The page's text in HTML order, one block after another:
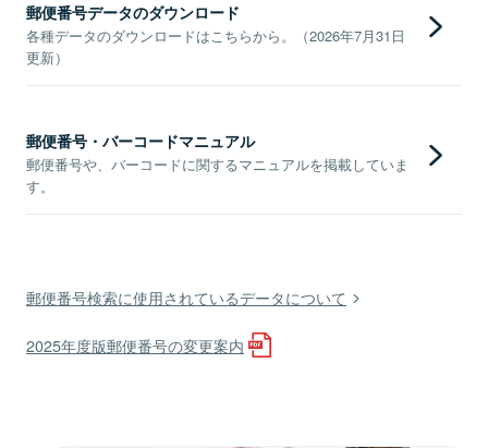
郵便番号データのダウンロード
各種データのダウンロードはこちらから。（2026年7月31日
更新）
郵便番号・バーコードマニュアル
郵便番号や、バーコードに関するマニュアルを掲載していま
す。
郵便番号検索に使用されているデータについて
2025年度版郵便番号の変更案内